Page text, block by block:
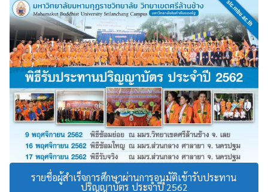
รายชื่อผู้สำเร็จการศึกษาผ่านการอนุมัติเข้ารับประทาน
ปริญญาบัตร ประจำปี 2562